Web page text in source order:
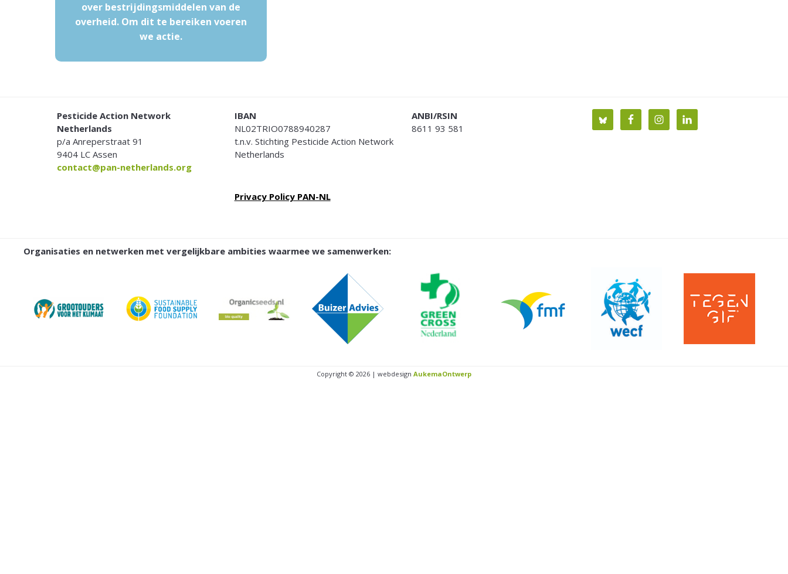
over bestrijdingsmiddelen van de
overheid. Om dit te bereiken voeren
we actie.
FOOTERPesticide Action Network
Netherlands
p/a Anreperstraat 91
9404 LC Assen
contact@pan-netherlands.org
IBAN
NL02TRIO0788940287
t.n.v. Stichting Pesticide Action Network
Netherlands
Privacy Policy PAN-NL
ANBI/RSIN
8611 93 581
Organisaties en netwerken met vergelijkbare ambities waarmee we samenwerken:
Copyright © 2026 | webdesign AukemaOntwerp